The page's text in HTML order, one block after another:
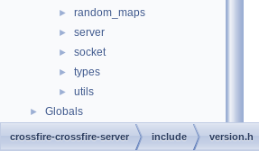
► random_maps
► server
► socket
► types
► utils
► Globals
crossfire-crossfire-server include version.h